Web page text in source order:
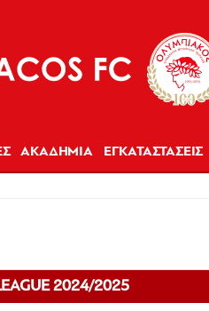
ΑΚΑΔΗΜΙΑ ΕΓΚΑΤΑΣΤΑΣΕΙΣ
2024/2025